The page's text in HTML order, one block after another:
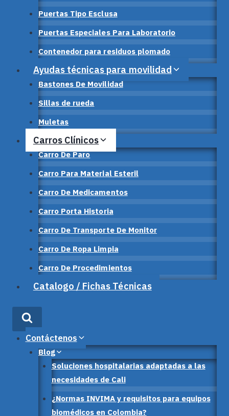
Puertas Tipo Esclusa
Puertas Especiales Para Laboratorio
Contenedor para residuos plomado
Ayudas técnicas para movilidad
Bastones De Movilidad
Sillas de rueda
Muletas
Carros Clínicos
Carro De Paro
Carro Para Material Esteril
Carro De Medicamentos
Carro Porta Historia
Carro De Transporte De Monitor
Carro De Ropa Limpia
Carro De Procedimientos
Catalogo / Fichas Técnicas
Contáctenos
Blog
Soluciones hospitalarias adaptadas a las
necesidades de Cali
¿Normas INVIMA y requisitos para equipos
biomédicos en Colombia?